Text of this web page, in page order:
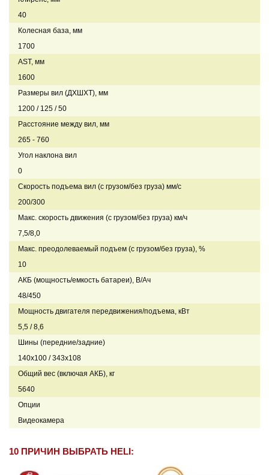
40
Колесная база, мм
1700
AST, мм
1600
Размеры вил (ДXШXТ), мм
1200 / 125 / 50
Расстояние между вил, мм
265 - 760
Угол наклона вил
0
Скорость подъема вил (с грузом/без груза) мм/с
200/300
Макс. скорость движения (с грузом/без груза) км/ч
7,5/8,0
Макс. преодолеваемый подъем (с грузом/без груза), %
10
АКБ (мощность/емкость батареи), В/Ач
48/450
Мощность двигателя передвижения/подъема, кВт
5,5 / 8,6
Шины (передние/задние)
140x100 / 343x108
Общий вес (включая АКБ), кг
5640
Опции
Видеокамера
10 ПРИЧИН ВЫБРАТЬ HELI: